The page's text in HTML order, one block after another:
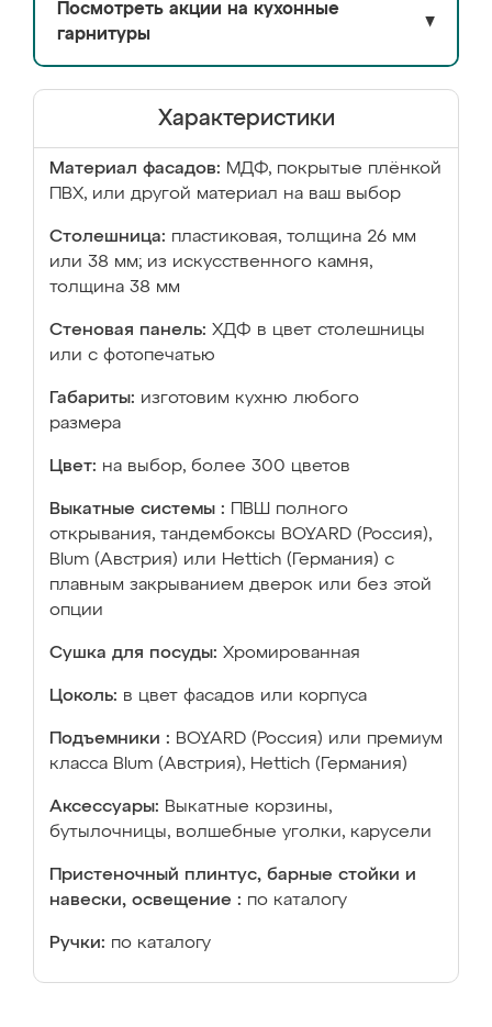
Посмотреть акции на кухонные
гарнитуры
▼
Характеристики
Материал фасадов: МДФ, покрытые плёнкой
ПВХ, или другой материал на ваш выбор
Столешница: пластиковая, толщина 26 мм
или 38 мм; из искусственного камня,
толщина 38 мм
Стеновая панель: ХДФ в цвет столешницы
или с фотопечатью
Габариты: изготовим кухню любого
размера
Цвет: на выбор, более 300 цветов
Выкатные системы :
ПВШ полного
открывания, тандембоксы BOYARD (Россия),
Blum (Австрия) или Hettich (Германия) с
плавным закрыванием дверок или без этой
опции
Сушка для посуды: Хромированная
Цоколь: в цвет фасадов или корпуса
Подъемники : BOYARD (Россия) или премиум
класса Blum (Австрия), Hettich (Германия)
Аксессуары: Выкатные корзины,
бутылочницы, волшебные уголки, карусели
Пристеночный плинтус, барные стойки и
навески, освещение : по каталогу
Ручки: по каталогу